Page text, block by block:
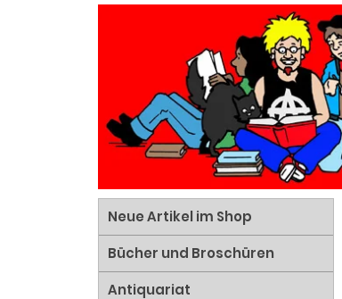
Neue Artikel im Shop
Bücher und Broschüren
Antiquariat